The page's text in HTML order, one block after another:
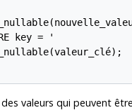
key = '
valeurs qui peuvent